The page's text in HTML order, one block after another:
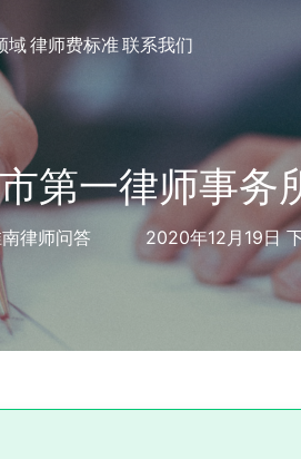
域律师费标准联系我们
第一律师事务
律师问答 2020年12月19日